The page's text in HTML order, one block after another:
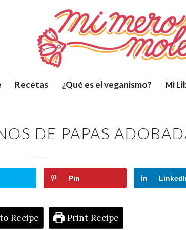
Recetas ¿Qué es el veganismo? Mi
DE PAPAS
Pin
Recipe Print Recipe